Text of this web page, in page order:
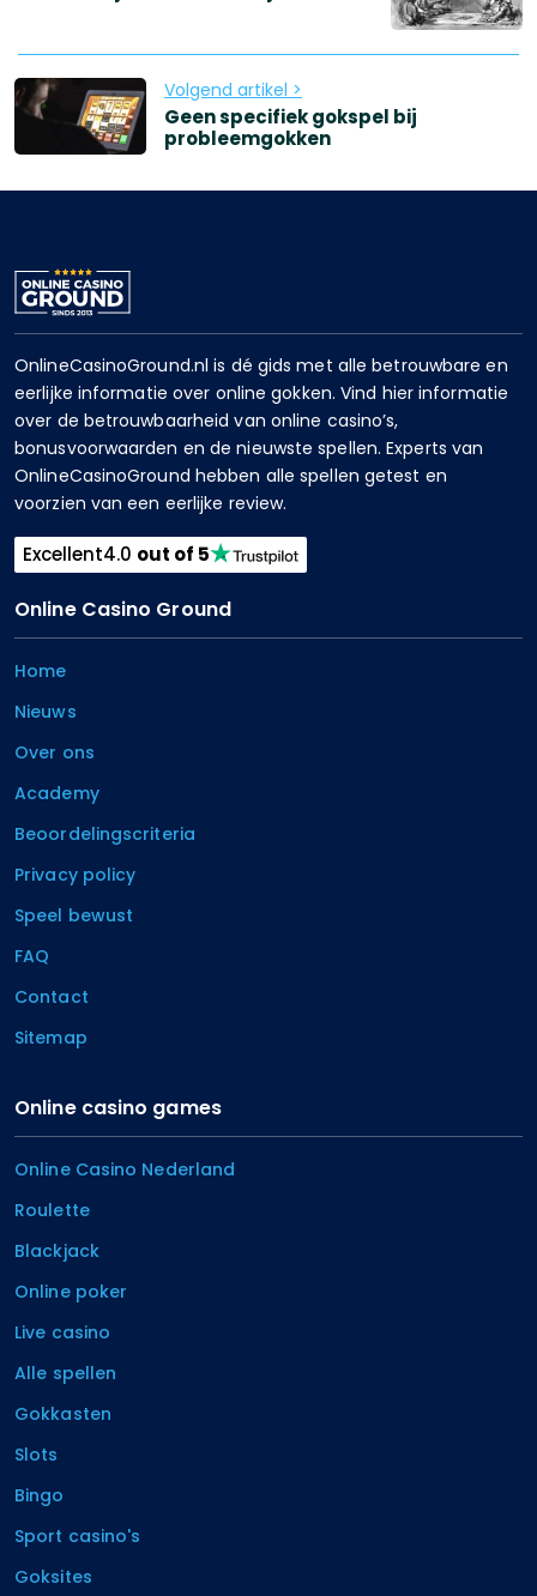
Volgend artikel >
Geen specifiek gokspel bij
probleemgokken
OnlineCasinoGround.nl is dé gids met alle betrouwbare en
eerlijke informatie over online gokken. Vind hier informatie
over de betrouwbaarheid van online casino’s,
bonusvoorwaarden en de nieuwste spellen. Experts van
OnlineCasinoGround hebben alle spellen getest en
voorzien van een eerlijke review.
Excellent4.0 out of 5
Online Casino Ground
Home
Nieuws
Over ons
Academy
Beoordelingscriteria
Privacy policy
Speel bewust
FAQ
Contact
Sitemap
Online casino games
Online Casino Nederland
Roulette
Blackjack
Online poker
Live casino
Alle spellen
Gokkasten
Slots
Bingo
Sport casino's
Goksites